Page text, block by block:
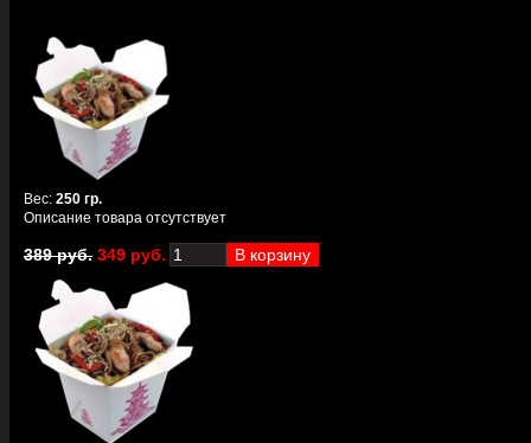
Вес: 250 гр.
Описание товара отсутствует
389 руб. 349 руб.